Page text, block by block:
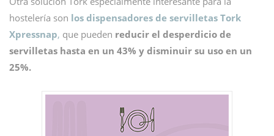
hostelería son los dispensadores de servilletas Tork
Xpressnap, que pueden reducir el desperdicio de
servilletas hasta en un 43% y disminuir su uso en un
25%.